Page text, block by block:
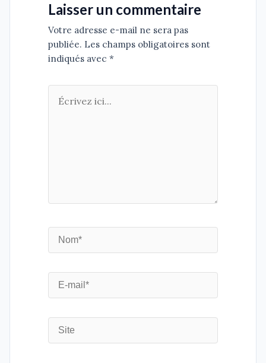
Laisser un commentaire
Votre adresse e-mail ne sera pas
publiée. Les champs obligatoires sont
indiqués avec *